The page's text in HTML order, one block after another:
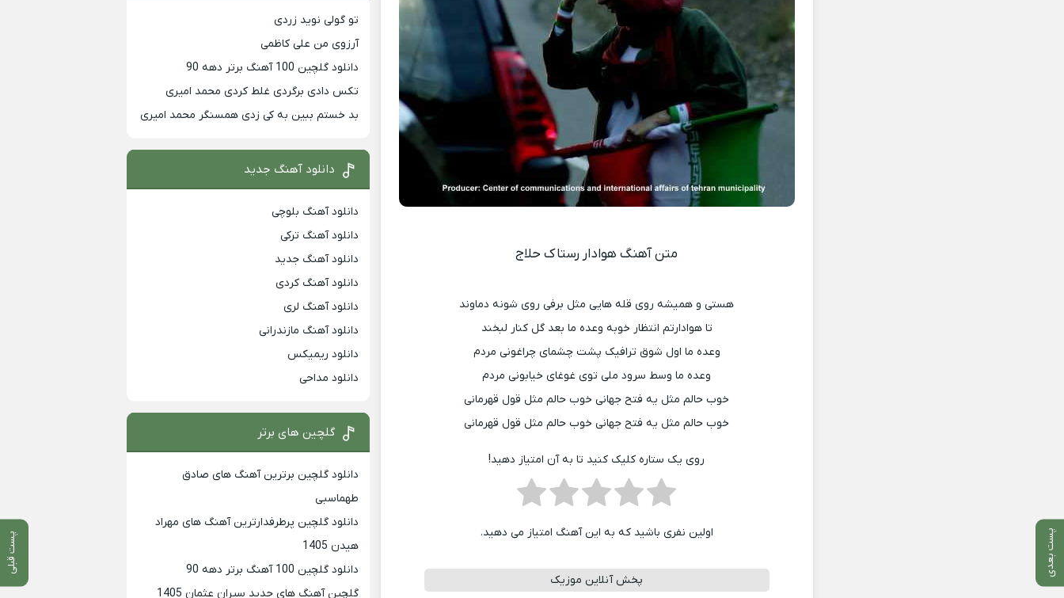
پست بعدی پست قبلی
متن آهنگ هوادار رستاک حلاج
هستی و همیشه روی قله هایی مثل برفی روی شونه دماوند
تا هوادارتم انتظار خوبه وعده ما بعد گل کنار لبخند
وعده ما اول شوق ترافیک پشت چشمای چراغونی مردم
وعده ما وسط سرود ملی توی غوغای خیابونی مردم
خوب حالم مثل یه فتح جهانی خوب حالم مثل قول قهرمانی
خوب حالم مثل یه فتح جهانی خوب حالم مثل قول قهرمانی
روی یک ستاره کلیک کنید تا به آن امتیاز دهید!
اولین نفری باشید که به این آهنگ امتیاز می دهید.
پخش آنلاین موزیک
تو گولی نوید زردی
آرزوی من علی کاظمی
دانلود گلچین 100 آهنگ برتر دهه 90
تکس دادی برگردی غلط کردی محمد امیری
بد خستم ببین به کی زدی همسنگر محمد امیری
دانلود آهنگ جدید
دانلود آهنگ بلوچی
دانلود آهنگ ترکی
دانلود آهنگ جدید
دانلود آهنگ کردی
دانلود آهنگ لری
دانلود آهنگ مازندرانی
دانلود ریمیکس
دانلود مداحی
گلچین های برتر
دانلود گلچین برترین آهنگ های صادق
طهماسبی
دانلود گلچین پرطرفدارترین آهنگ های مهراد
هیدن 1405
دانلود گلچین 100 آهنگ برتر دهه 90
گلچین آهنگ های جدید سیران عثمان 1405